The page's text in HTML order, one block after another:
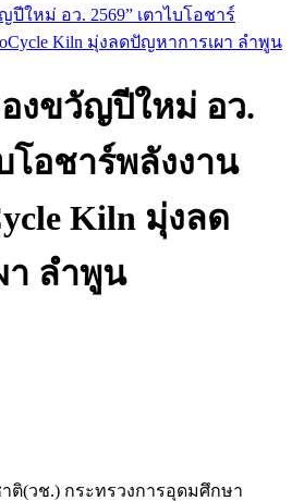
ใหม่ อว. 2569” เตาไบโอชาร์
Kiln มุ่งลดปัญหาการเผา ลำพูน
งขวัญปีใหม่ อว.
โอชาร์พลังงาน
Kiln มุ่งลด
า ลำพูน
ติ(วช.) กระทรวงการอุดมศึกษา